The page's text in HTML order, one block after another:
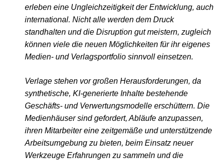
erleben eine Ungleichzeitigkeit der Entwicklung, auch
international. Nicht alle werden dem Druck
standhalten und die Disruption gut meistern, zugleich
können viele die neuen Möglichkeiten für ihr eigenes
Medien- und Verlagsportfolio sinnvoll einsetzen.
Verlage stehen vor großen Herausforderungen, da
synthetische, KI-generierte Inhalte bestehende
Geschäfts- und Verwertungsmodelle erschüttern. Die
Medienhäuser sind gefordert, Abläufe anzupassen,
ihren Mitarbeiter eine zeitgemäße und unterstützende
Arbeitsumgebung zu bieten, beim Einsatz neuer
Werkzeuge Erfahrungen zu sammeln und die